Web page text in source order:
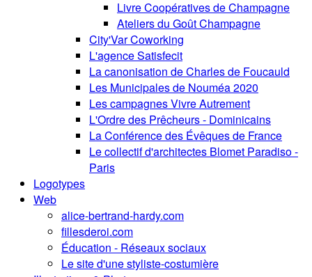
Livre Coopératives de Champagne
Ateliers du Goût Champagne
City'Var Coworking
L'agence Satisfecit
La canonisation de Charles de Foucauld
Les Municipales de Nouméa 2020
Les campagnes Vivre Autrement
L'Ordre des Prêcheurs - Dominicains
La Conférence des Évêques de France
Le collectif d'architectes Blomet Paradiso -
Paris
Logotypes
Web
alice-bertrand-hardy.com
fillesderoi.com
Éducation - Réseaux sociaux
Le site d'une styliste-costumière